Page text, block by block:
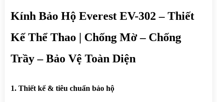
Kính Bảo Hộ Everest EV-302 – Thiết
Kế Thể Thao | Chống Mờ – Chống
Trầy – Bảo Vệ Toàn Diện
1. Thiết kế & tiêu chuẩn bảo hộ